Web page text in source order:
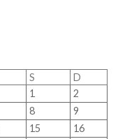
S
D
1
2
8
9
15
16